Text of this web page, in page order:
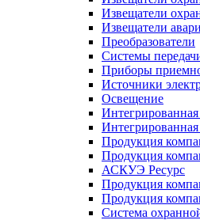
Извещатели
Извещатели
Преобразователи
Системы
Приборы
Источники
Освещение
Продукция
Продукция
АСКУЭ Ресурс
Продукция
Продукция
Система